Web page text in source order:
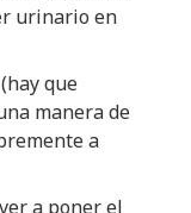
urinario en
que
manera de
a
a poner el